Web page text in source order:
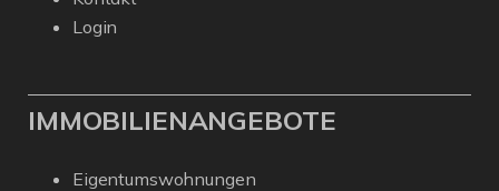
Login
IMMOBILIENANGEBOTE
Eigentumswohnungen